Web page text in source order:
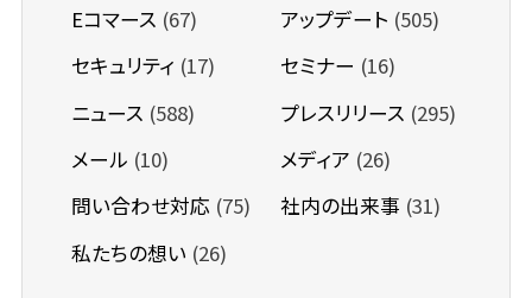
Eコマース (67) アップデート (505)
セキュリティ (17) セミナー (16)
ニュース (588) プレスリリース (295)
メール (10) メディア (26)
問い合わせ対応 (75) 社内の出来事 (31)
私たちの想い (26)